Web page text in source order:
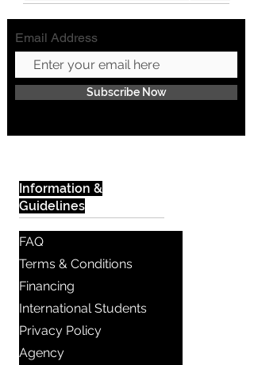
Email Address
Subscribe Now
Information &
Guidelines
FAQ
Terms & Conditions
Financing
International Students
Privacy Policy
Agency